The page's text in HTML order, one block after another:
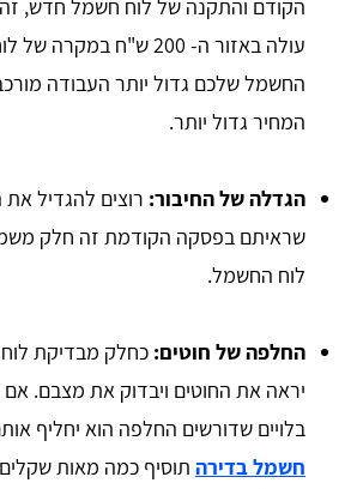
הקודם והתקנה של לוח חשמל חדש,
עולה באזור ה- 200 ש"ח
החשמל שלכם גדול יותר העבודה
המחיר גדול יותר.
הגדלה של החיבור: רוצים להגדיל
שראיתם בפסקה הקודמת זה חלק
לוח החשמל.
החלפה של חוטים: כחלק מבדיקת
יראה את החוטים ויבדוק את מצבם. אם
בלויים שדורשים החלפה הוא יחליף
חשמל בדירה תוסיף כמה מאות